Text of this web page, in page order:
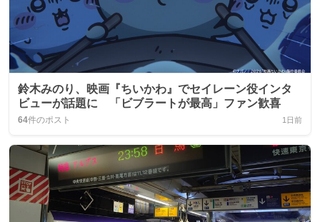
鈴木みのり、映画『ちいかわ』でセイレーン役インタ
ビューが話題に 「ビブラートが最高」ファン歓喜
64件のポスト 1日前